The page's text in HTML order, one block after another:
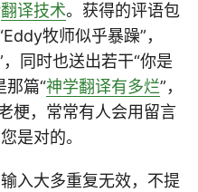
翻译技术。获得的评语包
牧师似乎暴躁”，
同时也送出若干“你是
那篇“神学翻译有多烂”，
梗，常常有人会用留言
是对的。
入大多重复无效，不提